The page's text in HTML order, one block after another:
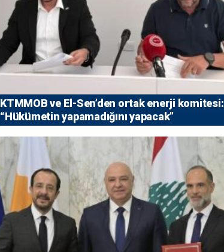
KTMMOB ve El-Sen’den ortak enerji komitesi:
“Hükümetin yapamadığını yapacak”